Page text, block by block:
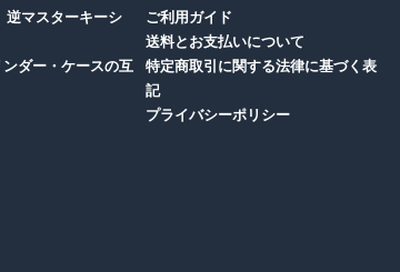
逆マスターキーシ
ダー・ケースの互
ご利用ガイド
送料とお支払いについて
特定商取引に関する法律に基づく表
記
プライバシーポリシー